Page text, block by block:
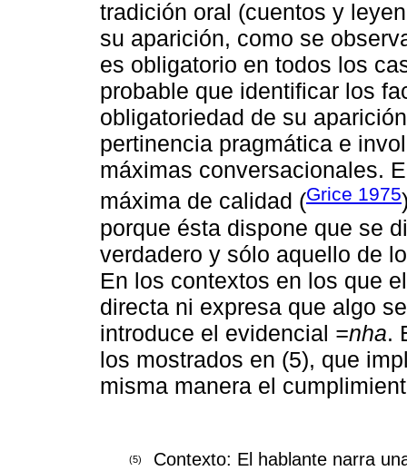
tradición oral (cuentos y
su aparición, como se
es obligatorio en todos los
probable que identificar los
obligatoriedad de su
pertinencia pragmática e
máximas conversacionales.
máxima de calidad (Grice 1975
porque ésta dispone que se
verdadero y sólo aquello de
En los contextos en los que
directa ni expresa que algo
introduce el evidencial =nha.
los mostrados en (5), que
misma manera el
(5) Contexto: El hablante narra